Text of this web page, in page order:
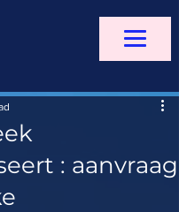
: aanvraag